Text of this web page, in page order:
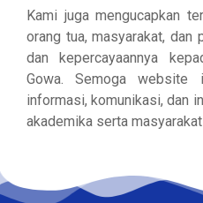
Kami juga mengucapkan
orang tua, masyarakat, dan
dan kepercayaannya
Gowa. Semoga website
informasi, komunikasi, dan
akademika serta masyarakat